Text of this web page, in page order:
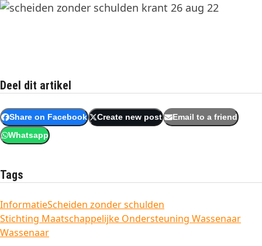
Deel dit artikel
Share on Facebook Create new post Email to a friend
Whatsapp
Tags
InformatieScheiden zonder schulden
Stichting Maatschappelijke Ondersteuning Wassenaar
Wassenaar